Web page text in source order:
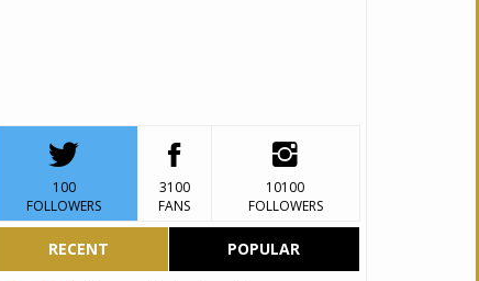
100
FOLLOWERS
3100
FANS
10100
FOLLOWERS
RECENT POPULAR